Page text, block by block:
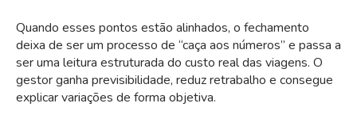
Quando esses pontos estão alinhados, o fechamento
deixa de ser um processo de “caça aos números” e passa a
ser uma leitura estruturada do custo real das viagens. O
gestor ganha previsibilidade, reduz retrabalho e consegue
explicar variações de forma objetiva.